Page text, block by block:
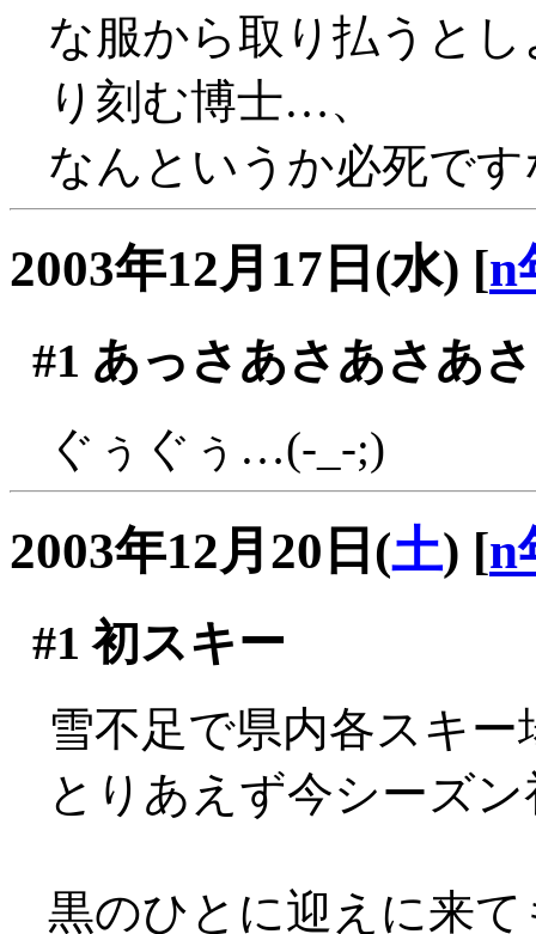
な服から取り払うと
り刻む博士…、
なんというか必死で
2003年12月17日(水) [n
#1 あっさあさあさあ
ぐぅぐぅ…(-_-;)
2003年12月20日(土) [n
#1 初スキー
雪不足で県内各スキ
とりあえず今シーズ
黒のひとに迎えに来